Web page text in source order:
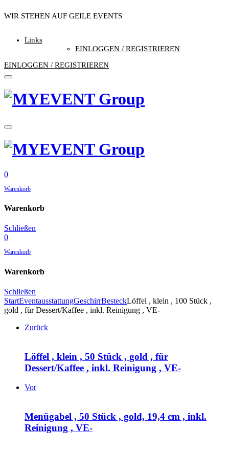
WIR STEHEN AUF GEILE EVENTS
Links
EINLOGGEN / REGISTRIEREN
EINLOGGEN / REGISTRIEREN
0
Warenkorb
Warenkorb
Schließen
0
Warenkorb
Warenkorb
Schließen
StartEventausstattungGeschirrBesteckLöffel , klein , 100 Stück ,
gold , für Dessert/Kaffee , inkl. Reinigung , VE-
Zurück
Löffel , klein , 50 Stück , gold , für
Dessert/Kaffee , inkl. Reinigung , VE-
Vor
Menügabel , 50 Stück , gold, 19,4 cm , inkl.
Reinigung , VE-